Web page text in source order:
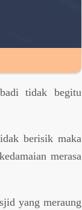
tidak begitu
berisik maka
merasa
yang meraung